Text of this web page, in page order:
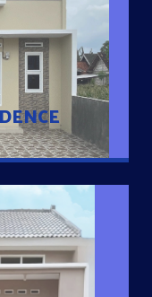
taman
serta dekat